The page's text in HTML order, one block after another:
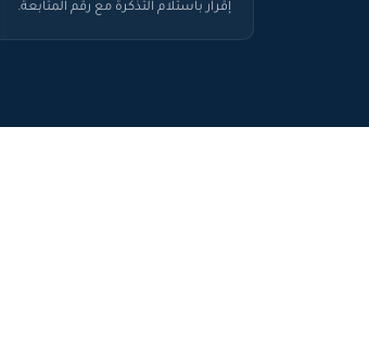
إقرار باستلام التذكرة مع رقم المتابعة.